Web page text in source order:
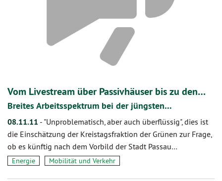
Vom Livestream über Passivhäuser bis zu den…
Breites Arbeitsspektrum bei der jüngsten…
08.11.11 - "Unproblematisch, aber auch überflüssig", dies ist
die Einschätzung der Kreistagsfraktion der Grünen zur Frage,
ob es künftig nach dem Vorbild der Stadt Passau…
Energie Mobilität und Verkehr